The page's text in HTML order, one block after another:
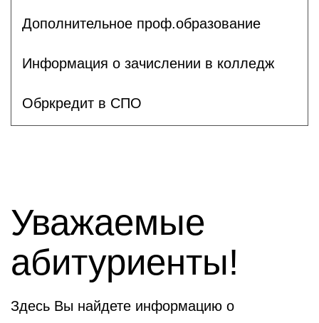
Дополнительное проф.образование
Информация о зачислении в колледж
Обркредит в СПО
Уважаемые
абитуриенты!
Здесь Вы найдете информацию о